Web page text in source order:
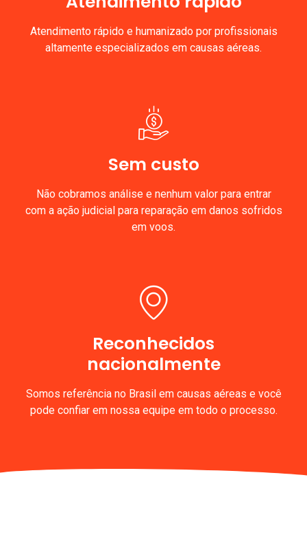
Atendimento rápido e humanizado por profissionais
altamente especializados em causas aéreas.
Sem custo
Não cobramos análise e nenhum valor para entrar
com a ação judicial para reparação em danos sofridos
em voos.
Reconhecidos
nacionalmente
Somos referência no Brasil em causas aéreas e você
pode confiar em nossa equipe em todo o processo.